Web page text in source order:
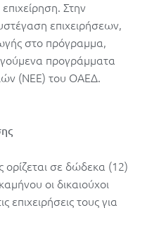
Στην
επιχειρήσεων,
στο πρόγραμμα,
προγράμματα
(ΝΕΕ) του ΟΑΕΔ.
ορίζεται σε δώδεκα (12)
οι δικαιούχοι
επιχειρήσεις τους για